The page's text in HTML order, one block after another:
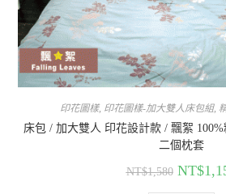
印花圖樣, 印花圖樣-加大雙人床包組,
床包 / 加大雙人 印花設計款 / 飄絮
二個枕套
NT$1,580 NT$